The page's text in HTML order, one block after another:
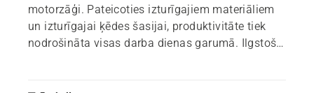
motorzāģi. Pateicoties izturīgajiem materiāliem
un izturīgajai ķēdes šasijai, produktivitāte tiek
nodrošināta visas darba dienas garumā. Ilgstošs